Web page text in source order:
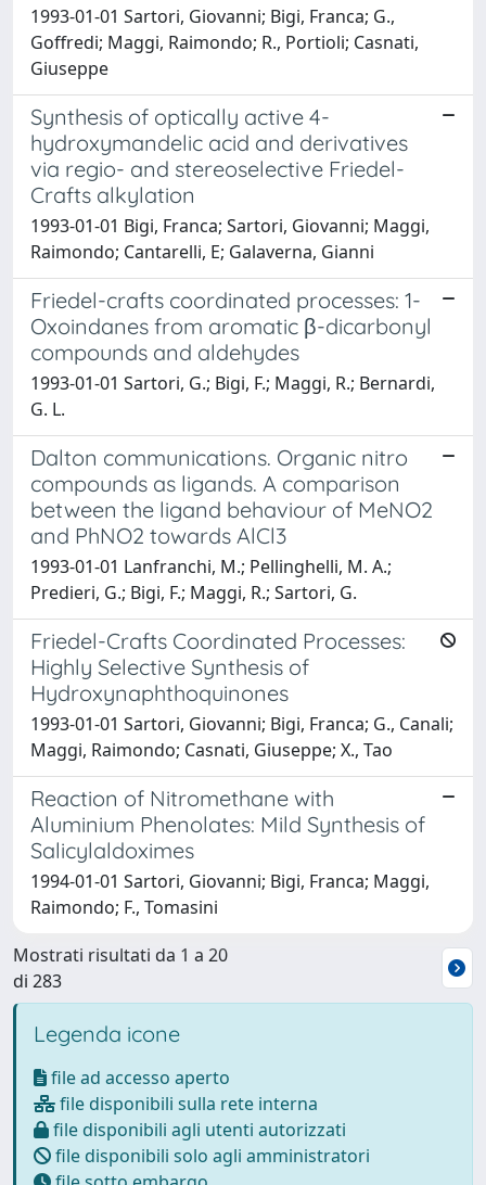
1993-01-01 Sartori, Giovanni; Bigi, Franca; G.,
Goffredi; Maggi, Raimondo; R., Portioli; Casnati,
Giuseppe
Synthesis of optically active 4-
hydroxymandelic acid and derivatives
via regio- and stereoselective Friedel-
Crafts alkylation
1993-01-01 Bigi, Franca; Sartori, Giovanni; Maggi,
Raimondo; Cantarelli, E; Galaverna, Gianni
Friedel-crafts coordinated processes: 1-
Oxoindanes from aromatic β-dicarbonyl
compounds and aldehydes
1993-01-01 Sartori, G.; Bigi, F.; Maggi, R.; Bernardi,
G. L.
Dalton communications. Organic nitro
compounds as ligands. A comparison
between the ligand behaviour of MeNO2
and PhNO2 towards AlCl3
1993-01-01 Lanfranchi, M.; Pellinghelli, M. A.;
Predieri, G.; Bigi, F.; Maggi, R.; Sartori, G.
Friedel-Crafts Coordinated Processes:
Highly Selective Synthesis of
Hydroxynaphthoquinones
1993-01-01 Sartori, Giovanni; Bigi, Franca; G., Canali;
Maggi, Raimondo; Casnati, Giuseppe; X., Tao
Reaction of Nitromethane with
Aluminium Phenolates: Mild Synthesis of
Salicylaldoximes
1994-01-01 Sartori, Giovanni; Bigi, Franca; Maggi,
Raimondo; F., Tomasini
Mostrati risultati da 1 a 20
di 283
Legenda icone
file ad accesso aperto
file disponibili sulla rete interna
file disponibili agli utenti autorizzati
file disponibili solo agli amministratori